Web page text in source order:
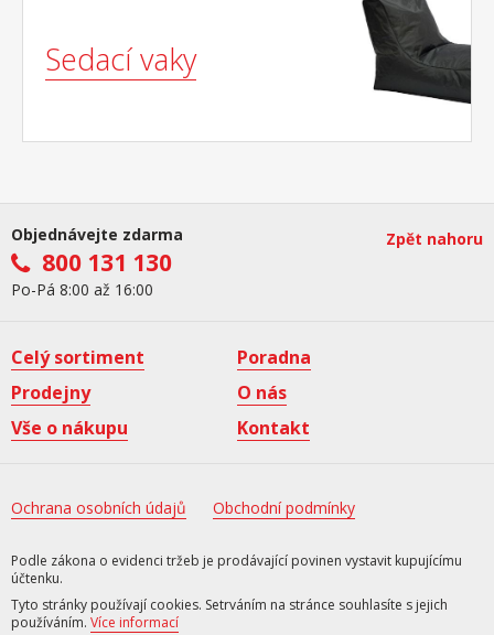
Sedací vaky
Objednávejte zdarma
800 131 130
Po-Pá 8:00 až 16:00
Zpět nahoru
Celý sortiment
Poradna
Prodejny
O nás
Vše o nákupu
Kontakt
Ochrana osobních údajů Obchodní podmínky
Podle zákona o evidenci tržeb je prodávající povinen vystavit kupujícímu
účtenku.
Tyto stránky používají cookies. Setrváním na stránce souhlasíte s jejich
používáním. Více informací